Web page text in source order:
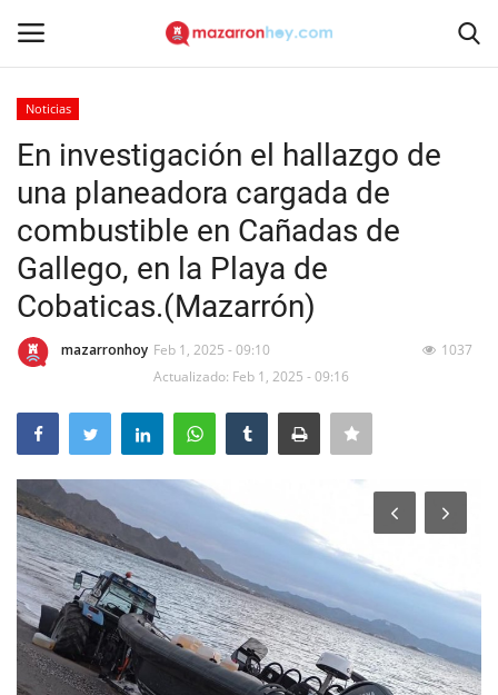
Inicio
Contacto
Noticias
Mazarrón Hoy
Entrevistas
Reportajes
Empresas
Mapa de Mazarrón
Vídeos
Noticias
En investigación el hallazgo de
una planeadora cargada de
combustible en Cañadas de
Gallego, en la Playa de
Cobaticas.(Mazarrón)
mazarronhoy Feb 1, 2025 - 09:10
Actualizado: Feb 1, 2025 - 09:16
1037